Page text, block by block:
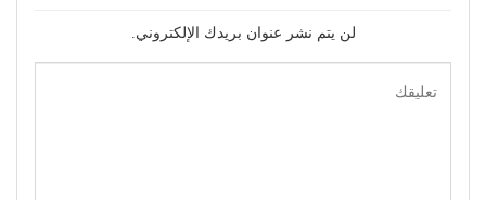
لن يتم نشر عنوان بريدك الإلكتروني.